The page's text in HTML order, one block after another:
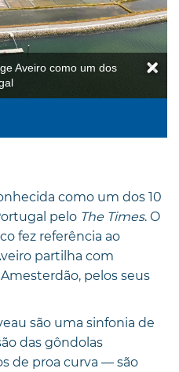
Aveiro como um dos
como um dos 10
pelo The Times. O
fez referência ao
partilha com
pelos seus
são uma sinfonia de
das gôndolas
de proa curva — são